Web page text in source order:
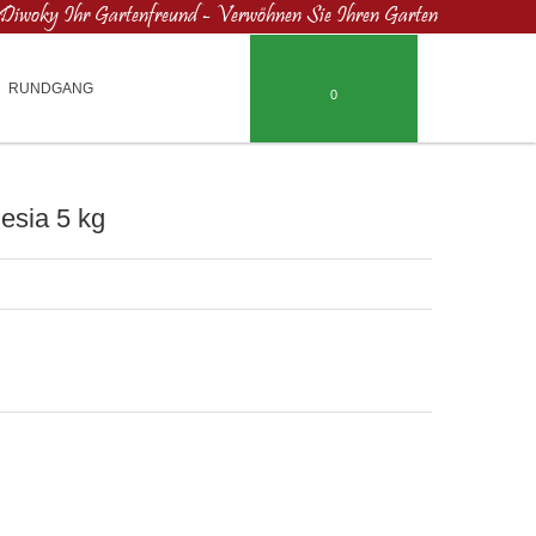
Diwoky Ihr Gartenfreund - Verwöhnen Sie Ihren Garten
0
RUNDGANG
5 kg